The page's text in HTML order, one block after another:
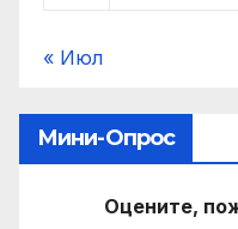
« Июл
Мини-Опрос
Оцените,